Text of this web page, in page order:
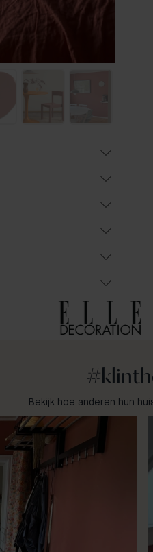
Bekijk hoe anderen hun